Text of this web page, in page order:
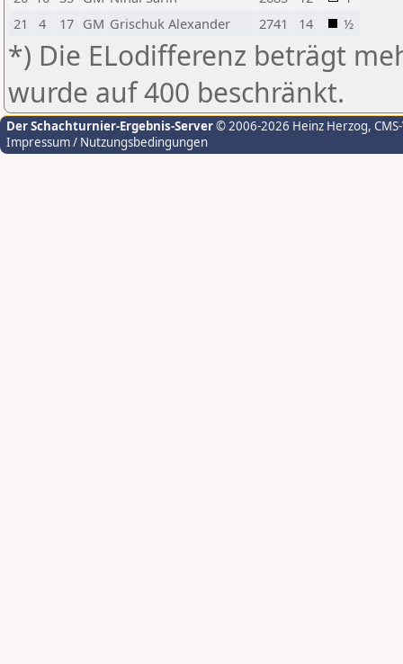
21
4 17 GM Grischuk Alexander 2741 14 ½
*) Die ELodifferenz beträgt
wurde auf 400 beschränkt.
Der Schachturnier-Ergebnis-Server© 2006-2026 Heinz Herzog,
Impressum / Nutzungsbedingungen